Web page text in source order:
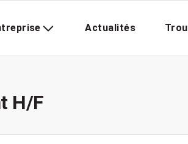
Actualités
H/F